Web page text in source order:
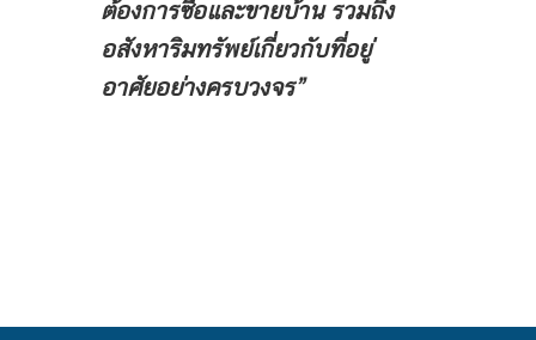
ต้องการซื้อและขายบ้าน รวมถึง
อสังหาริมทรัพย์เกี่ยวกับที่อยู่
อาศัยอย่างครบวงจร”